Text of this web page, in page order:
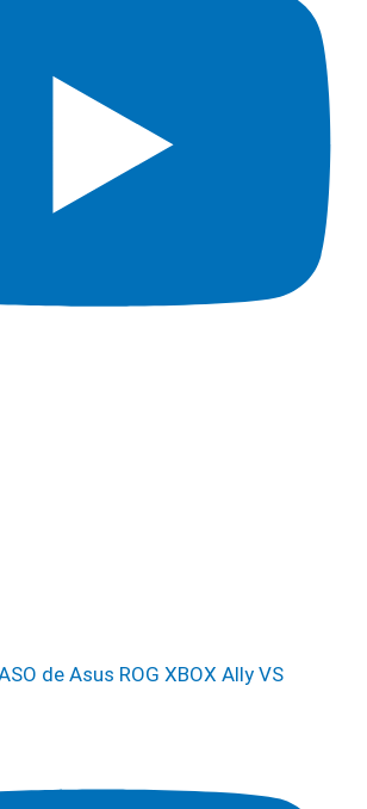
de Asus ROG XBOX Ally VS